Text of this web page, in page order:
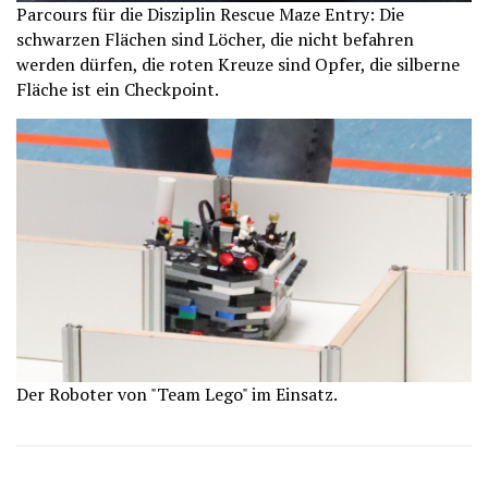
Parcours für die Disziplin Rescue Maze Entry: Die
schwarzen Flächen sind Löcher, die nicht befahren
werden dürfen, die roten Kreuze sind Opfer, die silberne
Fläche ist ein Checkpoint.
Der Roboter von "Team Lego" im Einsatz.